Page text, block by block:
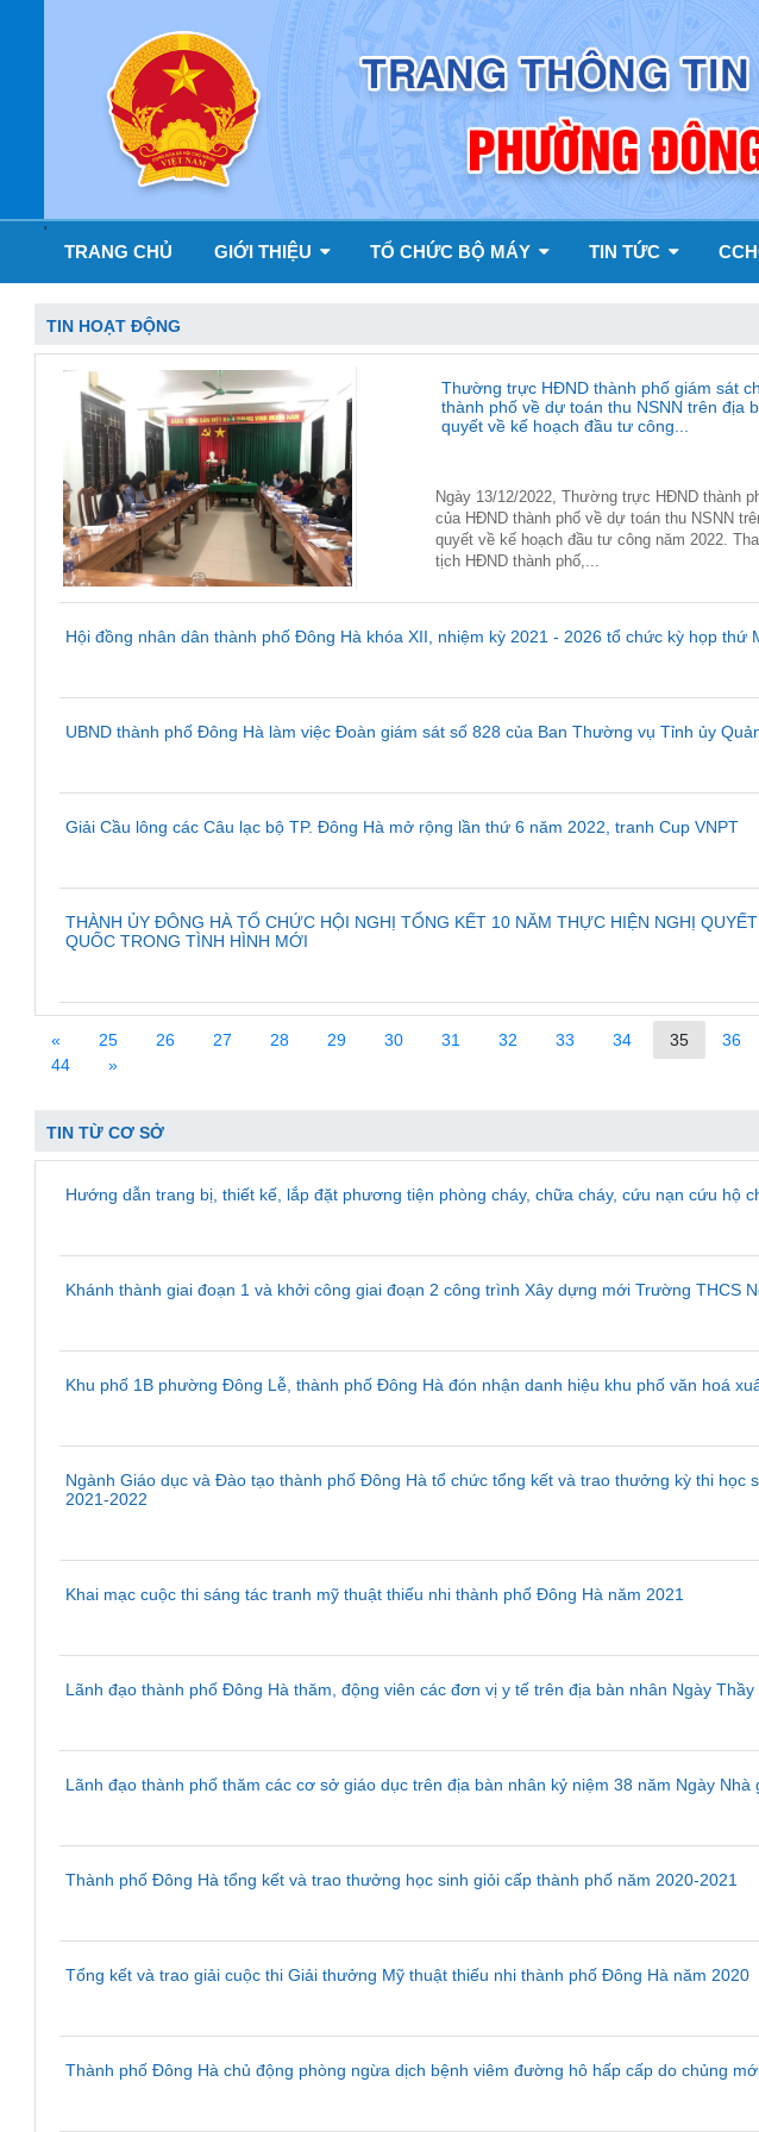
'
TRANG CHỦ GIỚI THIỆU TỔ CHỨC BỘ MÁY TIN TỨC
TIN HOẠT ĐỘNG
Thường trực HĐND thành phố giám sát
thành phố về dự toán thu NSNN trên địa
quyết về kế hoạch đầu tư công...
Ngày 13/12/2022, Thường trực HĐND thành
của HĐND thành phố về dự toán thu NSNN
quyết về kế hoạch đầu tư công năm 2022.
tịch HĐND thành phố,...
Hội đồng nhân dân thành phố Đông Hà khóa XII, nhiệm kỳ 2021 - 2026 tổ chức kỳ họp thứ
UBND thành phố Đông Hà làm việc Đoàn giám sát số 828 của Ban Thường vụ Tỉnh ủy
Giải Cầu lông các Câu lạc bộ TP. Đông Hà mở rộng lần thứ 6 năm 2022, tranh Cup VNPT
THÀNH ỦY ĐÔNG HÀ TỔ CHỨC HỘI NGHỊ TỔNG KẾT 10 NĂM THỰC HIỆN NGHỊ
QUỐC TRONG TÌNH HÌNH MỚI
« 25 26 27 28 29 30 31 32 33 34 35 36
44
»
TIN TỪ CƠ SỞ
Hướng dẫn trang bị, thiết kế, lắp đặt phương tiện phòng cháy, chữa cháy, cứu nạn cứu hộ
Khánh thành giai đoạn 1 và khởi công giai đoạn 2 công trình Xây dựng mới Trường THCS
Khu phố 1B phường Đông Lễ, thành phố Đông Hà đón nhận danh hiệu khu phố văn hoá
Ngành Giáo dục và Đào tạo thành phố Đông Hà tổ chức tổng kết và trao thưởng kỳ thi học
2021-2022
Khai mạc cuộc thi sáng tác tranh mỹ thuật thiếu nhi thành phố Đông Hà năm 2021
Lãnh đạo thành phố Đông Hà thăm, động viên các đơn vị y tế trên địa bàn nhân Ngày Thầy
Lãnh đạo thành phố thăm các cơ sở giáo dục trên địa bàn nhân kỷ niệm 38 năm Ngày Nhà
Thành phố Đông Hà tổng kết và trao thưởng học sinh giỏi cấp thành phố năm 2020-2021
Tổng kết và trao giải cuộc thi Giải thưởng Mỹ thuật thiếu nhi thành phố Đông Hà năm 2020
Thành phố Đông Hà chủ động phòng ngừa dịch bệnh viêm đường hô hấp cấp do chủng